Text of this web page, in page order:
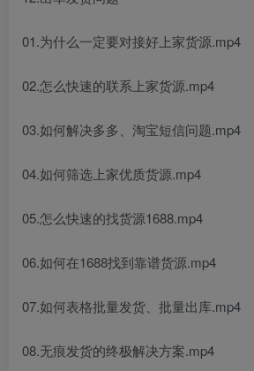
01.为什么一定要对接好上家货源.mp4
02.怎么快速的联系上家货源.mp4
03.如何解决多多、淘宝短信问题.mp4
04.如何筛选上家优质货源.mp4
05.怎么快速的找货源1688.mp4
06.如何在1688找到靠谱货源.mp4
07.如何表格批量发货、批量出库.mp4
08.无痕发货的终极解决方案.mp4